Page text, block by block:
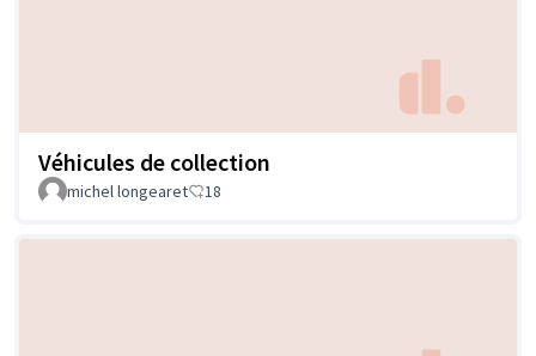
Véhicules de collection
michel longearet 18